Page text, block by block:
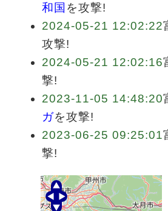
和国 を攻撃!
2024-05-21 12:02:22
攻撃!
2024-05-21 12:02:16
撃!
2023-11-05 14:48:20
ガを攻撃!
2023-06-25 09:25:01
撃!